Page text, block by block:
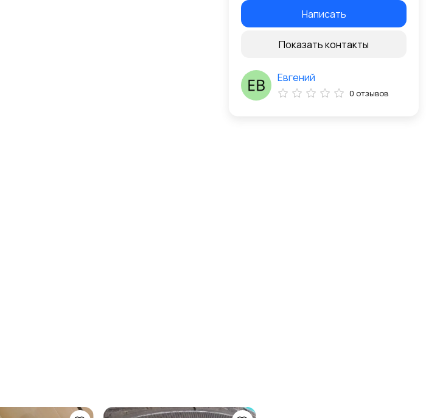
Написать
Показать контакты
Евгений
0 отзывов